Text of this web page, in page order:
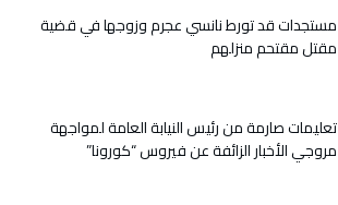
منظمة
العفو
من
الصحة
مستجدات قد تورط نانسي عجرم وزوجها في قضية
مقتل مقتحم منزلهم
تعليمات صارمة من رئيس النيابة العامة لمواجهة
مروجي الأخبار الزائفة عن فيروس “كورونا”